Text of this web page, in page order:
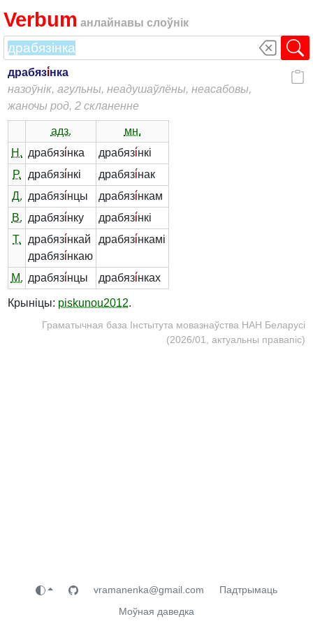
Verbum анлайнавы слоўнік
драбязі́нка
назоўнік, агульны, неадушаўлёны, неасабовы,
жаночы род, 2 скланенне
адз.
мн.
Н. драбязі́нка драбязі́нкі
Р.
драбязі́нкі драбязі́нак
Д. драбязі́нцы драбязі́нкам
В. драбязі́нку драбязі́нкі
Т.
драбязі́нкай
драбязі́нкаю
драбязі́нкамі
М. драбязі́нцы драбязі́нках
Крыніцы: piskunou2012.
Граматычная база Інстытута мовазнаўства НАН Беларусі
(2026/01, актуальны правапіс)
vramanenka@gmail.com
Падтрымаць
Моўная даведка